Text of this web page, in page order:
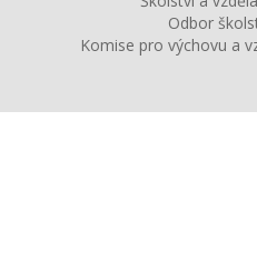
Odbor
Komise pro výchovu a